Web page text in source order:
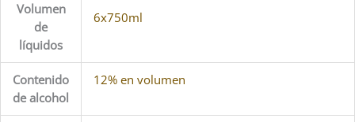
Volumen
de
líquidos
6x750ml
Contenido
de alcohol
12% en volumen